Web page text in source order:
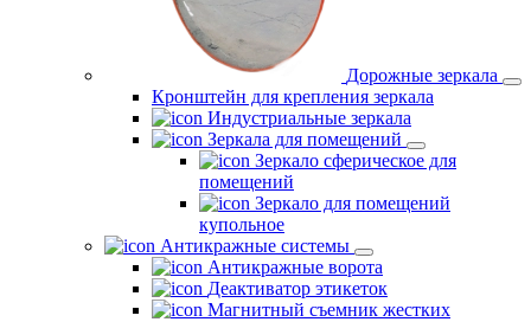
Дорожные зеркала
Кронштейн для крепления зеркала
Индустриальные зеркала
Зеркала для помещений
Зеркало сферическое для
помещений
Зеркало для помещений
купольное
Антикражные системы
Антикражные ворота
Деактиватор этикеток
Магнитный съемник жестких